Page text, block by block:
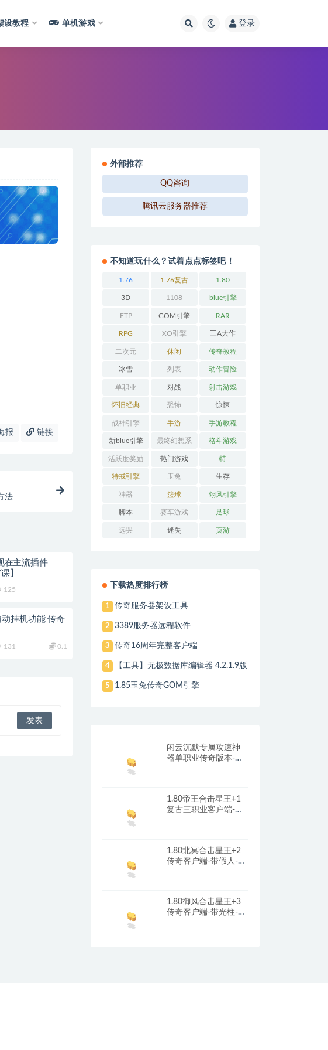
设教程 单机游戏 登录
报 链接
法
在主流插件
】
125
动挂机功能 传奇
131 0.1
外部推荐
QQ咨询
腾讯云服务器推荐
不知道玩什么？试着点点标签吧！
1.76 1.76复古 1.80
3D 1108 blue引擎
FTP GOM引擎 RAR
RPG XO引擎 三A大作
二次元 休闲 传奇教程
冰雪 列表 动作冒险
单职业 对战 射击游戏
怀旧经典 恐怖 惊悚
战神引擎 手游 手游教程
新blue引擎 最终幻想系
列
格斗游戏
活跃度奖励 热门游戏 特
特戒引擎 玉兔 生存
神器 篮球 翎风引擎
脚本 赛车游戏 足球
远哭 迷失 页游
下载热度排行榜
1 传奇服务器架设工具
2 3389服务器远程软件
3 传奇16周年完整客户端
4 【工具】无极数据库编辑器 4.2.1.9版
5 1.85玉兔传奇GOM引擎
闲云沉默专属攻速神
器单职业传奇版本-带
1.80帝王合击星王+1
复古三职业客户端-带
1.80北冥合击星王+2
传奇客户端-带假人-光
1.80御风合击星王+3
传奇客户端-带光柱-沙